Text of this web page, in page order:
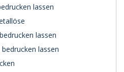
lassen
lassen
lassen